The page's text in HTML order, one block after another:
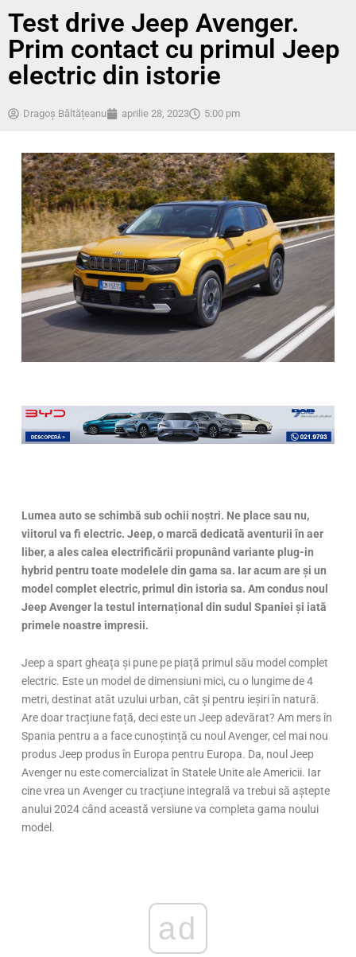
Test drive Jeep Avenger.
Prim contact cu primul Jeep
electric din istorie
Dragoș Băltățeanu aprilie 28, 2023 5:00 pm
Lumea auto se schimbă sub ochii noștri. Ne place sau nu,
viitorul va fi electric. Jeep, o marcă dedicată aventurii în aer
liber, a ales calea electrificării propunând variante plug-in
hybrid pentru toate modelele din gama sa. Iar acum are și un
model complet electric, primul din istoria sa. Am condus noul
Jeep Avenger la testul internațional din sudul Spaniei și iată
primele noastre impresii.
Jeep a spart gheața și pune pe piață primul său model complet
electric. Este un model de dimensiuni mici, cu o lungime de 4
metri, destinat atât uzului urban, cât și pentru ieșiri în natură.
Are doar tracțiune față, deci este un Jeep adevărat? Am mers în
Spania pentru a a face cunoștință cu noul Avenger, cel mai nou
produs Jeep produs în Europa pentru Europa. Da, noul Jeep
Avenger nu este comercializat în Statele Unite ale Americii. Iar
cine vrea un Avenger cu tracțiune integrală va trebui să aștepte
anului 2024 când această versiune va completa gama noului
model.
ad